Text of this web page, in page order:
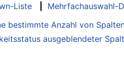
Liste
Mehrfachauswahl-
bestimmte Anzahl von
ausgeblendeter